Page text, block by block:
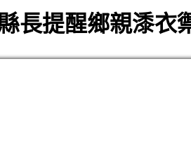
長提醒鄉親潻衣